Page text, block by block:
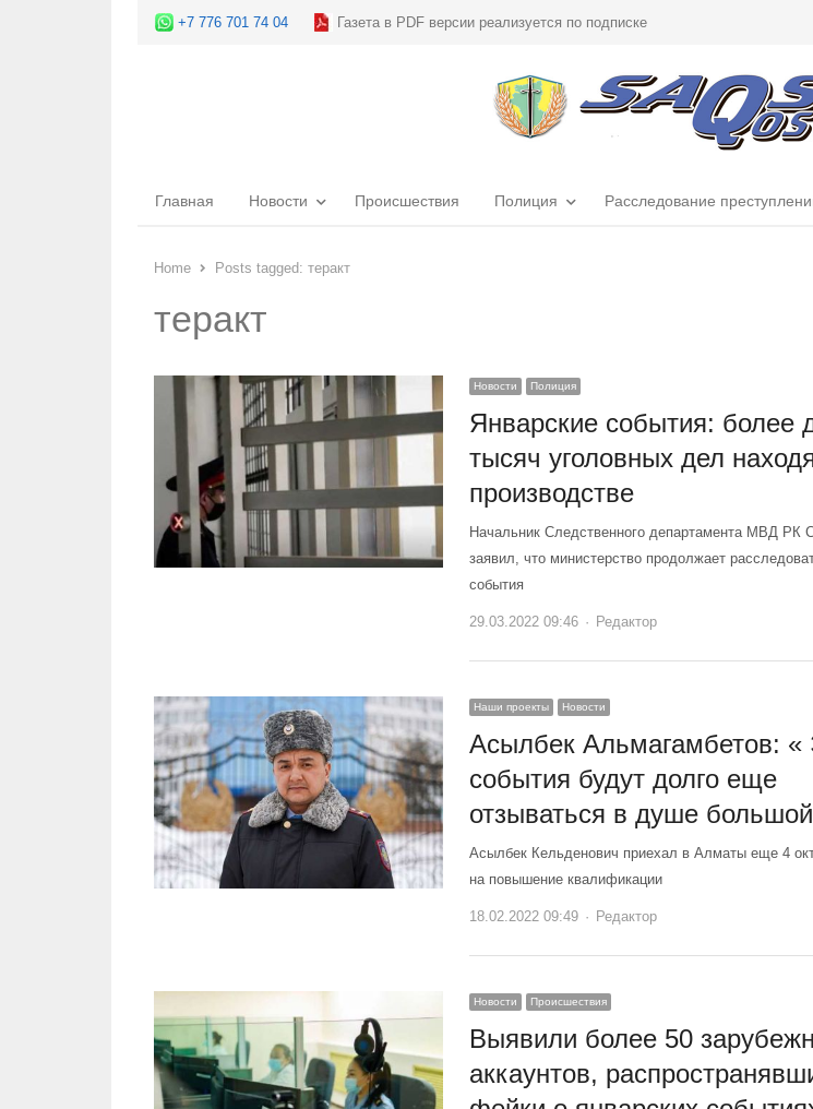
+7 776 701 74 04 Газета в PDF версии реализуется по подписке
Главная Новости Происшествия Полиция Расследование
Home
Posts tagged: теракт
теракт
Новости Полиция
Январские события: более
тысяч уголовных дел
производстве
Начальник Следственного департамента МВД РК
заявил, что министерство продолжает
события
29.03.2022 09:46 Author
Редактор
Наши проекты Новости
Асылбек Альмагамбетов: «
события будут долго еще
отзываться в душе
Асылбек Кельденович приехал в Алматы еще 4
на повышение квалификации
18.02.2022 09:49 Author
Редактор
Новости Происшествия
Выявили более 50
аккаунтов,